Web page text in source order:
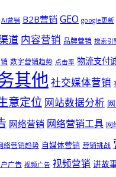
AI营销 B2B营销 GEO google更新
道 内容营销 品牌营销 搜索引
数字营销趋势 点击率 物流支付
其他社交媒体营销
意定位 网站数据分析
网络营销 网络营销工具 网
络营销趋势 自媒体营销 营销挑战
广告 视频广告 视频营销 讲故